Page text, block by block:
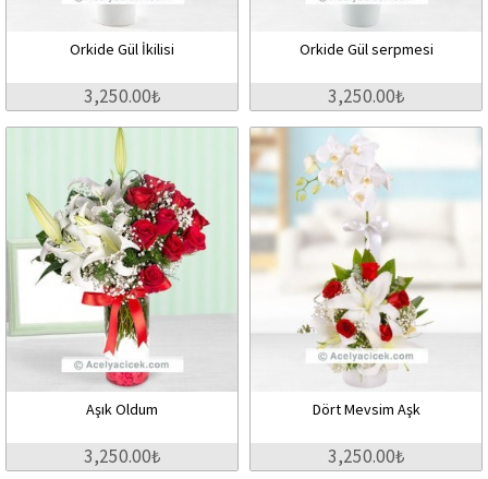
Orkide Gül İkilisi
3,250.00₺
Orkide Gül serpmesi
3,250.00₺
Aşık Oldum
3,250.00₺
Dört Mevsim Aşk
3,250.00₺